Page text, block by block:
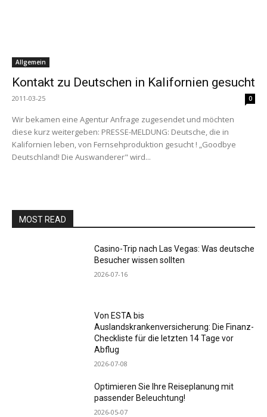
Allgemein
Kontakt zu Deutschen in Kalifornien gesucht
2011-03-25 0
Wir bekamen eine Agentur Anfrage zugesendet und möchten
diese kurz weitergeben: PRESSE-MELDUNG: Deutsche, die in
Kalifornien leben, von Fernsehproduktion gesucht ! „Goodbye
Deutschland! Die Auswanderer" wird...
MOST READ
Casino-Trip nach Las Vegas: Was deutsche
Besucher wissen sollten
2026-07-16
Von ESTA bis
Auslandskrankenversicherung: Die Finanz-
Checkliste für die letzten 14 Tage vor
Abflug
2026-07-08
Optimieren Sie Ihre Reiseplanung mit
passender Beleuchtung!
2026-05-07